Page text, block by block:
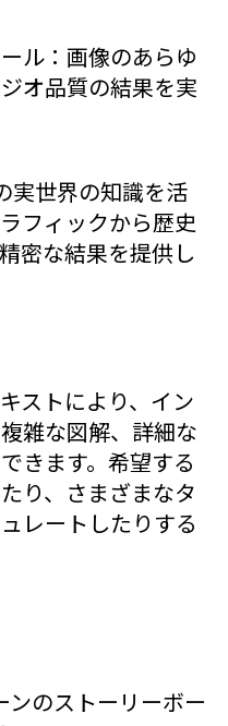
ル：画像のあらゆ
オ品質の結果を実
実世界の知識を活
フィックから歴史
密な結果を提供し
ストにより、イン
雑な図解、詳細な
きます。希望する
り、さまざまなタ
レートしたりする
ンのストーリーボー